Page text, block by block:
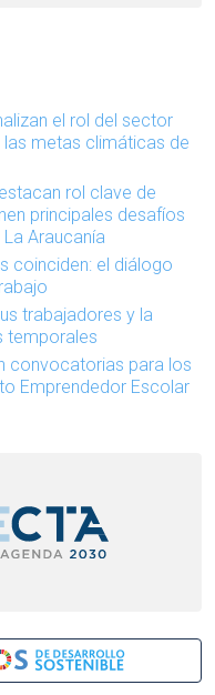
el rol del sector
las metas climáticas de
rol clave de
principales desafíos
Araucanía
coinciden: el diálogo
trabajadores y la
temporales
convocatorias para los
Emprendedor Escolar